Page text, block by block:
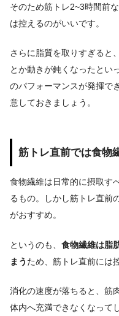
そのため筋トレ2~3時間前
は控えるのがいいです。
さらに脂質を取りすぎると
とか動きが鈍くなったとい
のパフォーマンスが発揮で
意しておきましょう。
筋トレ直前では食物
食物繊維は日常的に摂取す
るもの。
しかし筋トレ直前
がおすすめ。
というのも、 食物繊維は脂
まう ため、筋トレ直前には
消化の速度が落ちると、筋
体内へ充満できなくなって